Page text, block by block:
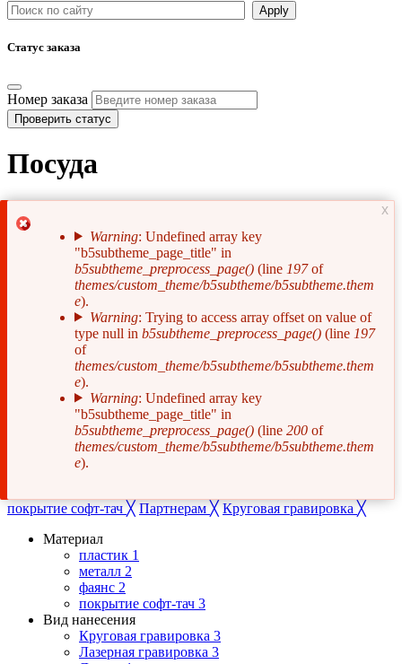
Статус заказа
Номер заказа
Проверить статус
Посуда
Сообщение
ошибке
Warning: Undefined array key
"b5subtheme_page_title" in
b5subtheme_preprocess_page() (line 197of
themes/custom_theme/b5subtheme/b5subtheme.them
e).
Warning: Trying to access array offset on value of
type null in b5subtheme_preprocess_page() (line 197
of
themes/custom_theme/b5subtheme/b5subtheme.them
e).
Warning: Undefined array key
"b5subtheme_page_title" in
b5subtheme_preprocess_page() (line 200 of
themes/custom_theme/b5subtheme/b5subtheme.them
e).
x
покрытие софт-тач ╳ Партнерам ╳ Круговая гравировка ╳
Материал
пластик 1
металл 2
фаянс 2
покрытие софт-тач 3
Вид нанесения
Круговая гравировка 3
Лазерная гравировка 3